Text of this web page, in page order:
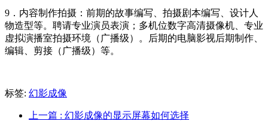
9．内容制作拍摄：前期的故事编写、拍摄剧本编写、设计人
物造型等。聘请专业演员表演；多机位数字高清摄像机、专业
虚拟演播室拍摄环境（广播级）。后期的电脑影视后期制作、
编辑、剪接（广播级）等。
标签: 幻影成像
上一篇 : 幻影成像的显示屏幕如何选择